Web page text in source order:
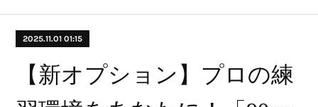
2025.11.01 01:15
【新オプション】プロの練